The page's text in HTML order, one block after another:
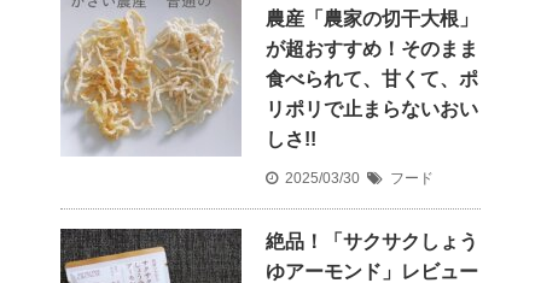
農産「農家の切干大根」
が超おすすめ！そのまま
食べられて、甘くて、ポ
リポリで止まらないおい
しさ!!
2025/03/30 フード
絶品！「サクサクしょう
ゆアーモンド」レビュー